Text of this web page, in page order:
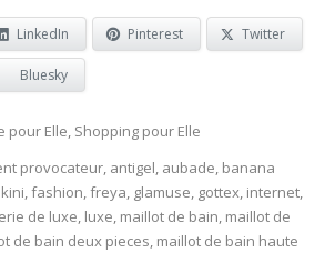
LinkedIn Pinterest Twitter
Bluesky
pour Elle, Shopping pour Elle
provocateur, antigel, aubade, banana
,fashion,freya, glamuse, gottex, internet,
de luxe, luxe, maillot de bain, maillot de
de bain deux pieces, maillot de bain haute